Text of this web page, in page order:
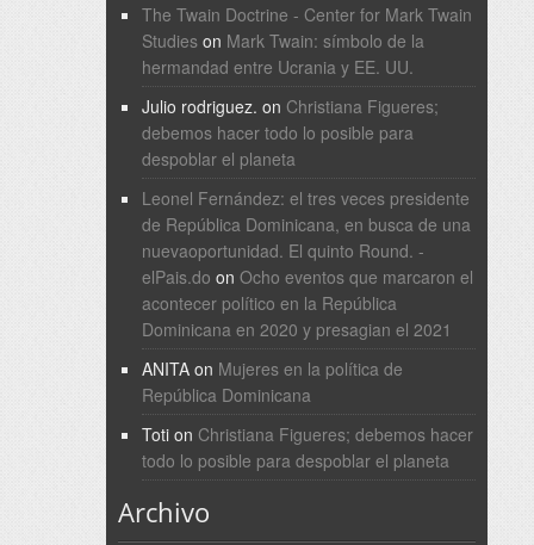
The Twain Doctrine - Center for Mark Twain
Studieson Mark Twain: símbolo de la
hermandad entre Ucrania y EE. UU.
Julio rodriguez. on Christiana Figueres;
debemos hacer todo lo posible para
despoblar el planeta
Leonel Fernández: el tres veces presidente
de República Dominicana, en busca de una
nuevaoportunidad. El quinto Round. -
elPais.do on Ocho eventos que marcaron el
acontecer político en la República
Dominicana en 2020 y presagian el 2021
ANITAon Mujeres en la política de
República Dominicana
Totion Christiana Figueres; debemos hacer
todo lo posible para despoblar el planeta
Archivo